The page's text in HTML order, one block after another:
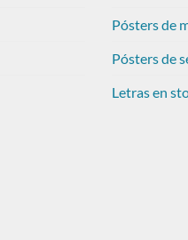
Pósters de
Pósters de
Letras en